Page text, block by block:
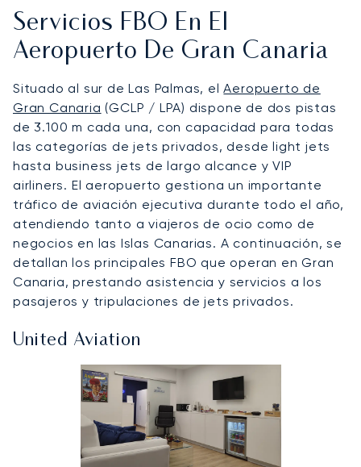
Servicios FBO En El
Aeropuerto De Gran Canaria
Situado al sur de Las Palmas, elAeropuerto de
Gran Canaria (GCLP / LPA) dispone de dos pistas
de 3.100 m cada una, con capacidad para todas
las categorías de jets privados, desde light jets
hasta business jets de largo alcance y VIP
airliners. El aeropuerto gestiona un importante
tráfico de aviación ejecutiva durante todo el año,
atendiendo tanto a viajeros de ocio como de
negocios en las Islas Canarias. A continuación, se
detallan los principales FBO que operan en Gran
Canaria, prestando asistencia y servicios a los
pasajeros y tripulaciones de jets privados.
United Aviation